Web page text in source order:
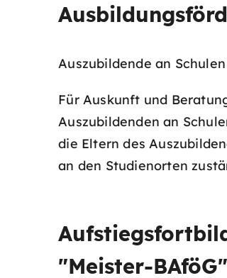
Auszubildende an
Für Auskunft und
Auszubildenden an
die Eltern des
an den Studienorten
"Meister-BAföG"